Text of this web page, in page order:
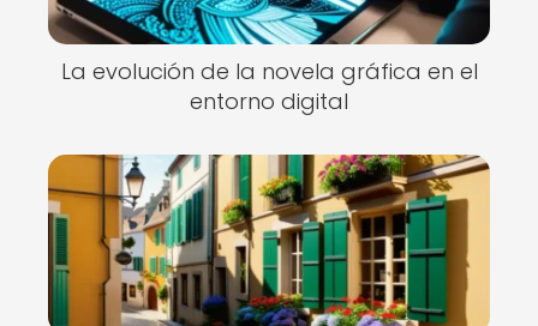
La evolución de la novela gráfica en el
entorno digital